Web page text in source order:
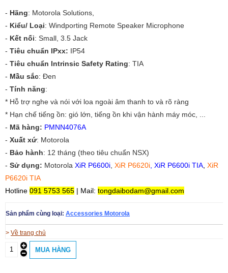
- Hãng: Motorola Solutions,
- Kiểu/ Loại: Windporting Remote Speaker Microphone
- Kết nối: Small, 3.5 Jack
- Tiêu chuẩn IPxx: IP54
- Tiêu chuẩn Intrinsic Safety Rating: TIA
- Mầu sắc: Đen
- Tính năng:
* Hỗ trợ nghe và nói với loa ngoài âm thanh to và rõ ràng
* Hạn chế tiếng ồn: gió lớn, tiếng ồn khi vận hành máy móc, ...
- Mã hàng: PMNN4076A
- Xuất xứ: Motorola
- Bảo hành: 12 tháng (theo tiêu chuẩn NSX)
- Sử dụng: Motorola XiR P6600i XiR P6620i XiR P6600i TIA XiR
P6620i TIA
Hotline 091 5753 565 | Mail: tongdaibodam@gmail.com
Sản phẩm cùng loại: Accessories Motorola
> Về trang chủ